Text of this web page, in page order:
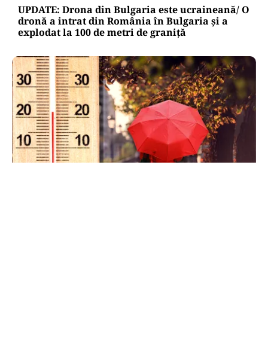
UPDATE: Drona din Bulgaria este ucraineană/ O
dronă a intrat din România în Bulgaria şi a
explodat la 100 de metri de graniţă